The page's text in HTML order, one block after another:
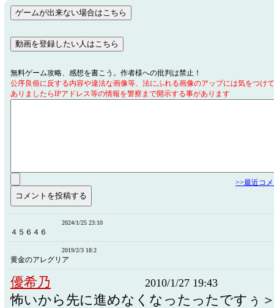
無料ゲーム攻略、感想を書こう。作者様への批判は禁止！
公序良俗に反する内容や違法な画像等、法にふれる画像のアップには気をつけ
ありましたらIPアドレス等の情報を警察まで開示する事があります
>>最近コ
2024/1/25 23:10
４５６４６
2019/2/3 18:2
黄金のアレグリア
優希乃 2010/1/27 19:43
怖いから先に進めなくなったったですぅ